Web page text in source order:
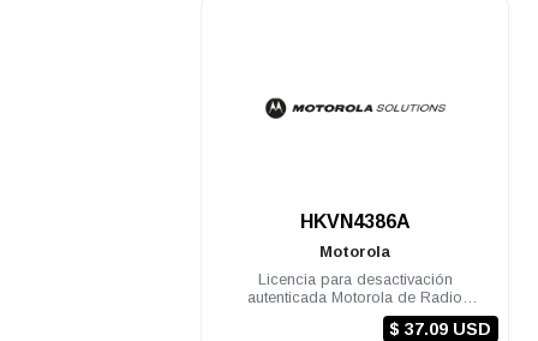
HKVN4386A
Motorola
Licencia para desactivación
autenticada Motorola de Radio
MOTOTRBO - Clave de Licencia de
$ 37.09 USD